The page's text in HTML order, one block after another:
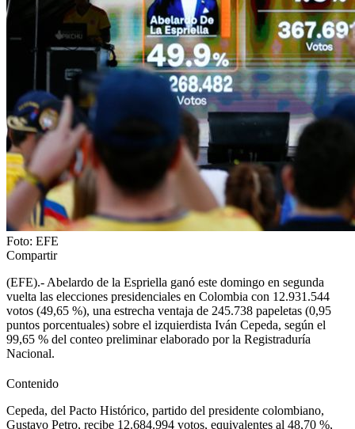
Foto: EFE
Compartir
(EFE).- Abelardo de la Espriella ganó este domingo en segunda
vuelta las elecciones presidenciales en Colombia con 12.931.544
votos (49,65 %), una estrecha ventaja de 245.738 papeletas (0,95
puntos porcentuales) sobre el izquierdista Iván Cepeda, según el
99,65 % del conteo preliminar elaborado por la Registraduría
Nacional.
Contenido
Cepeda, del Pacto Histórico, partido del presidente colombiano,
Gustavo Petro, recibe 12.684.994 votos, equivalentes al 48,70 %,